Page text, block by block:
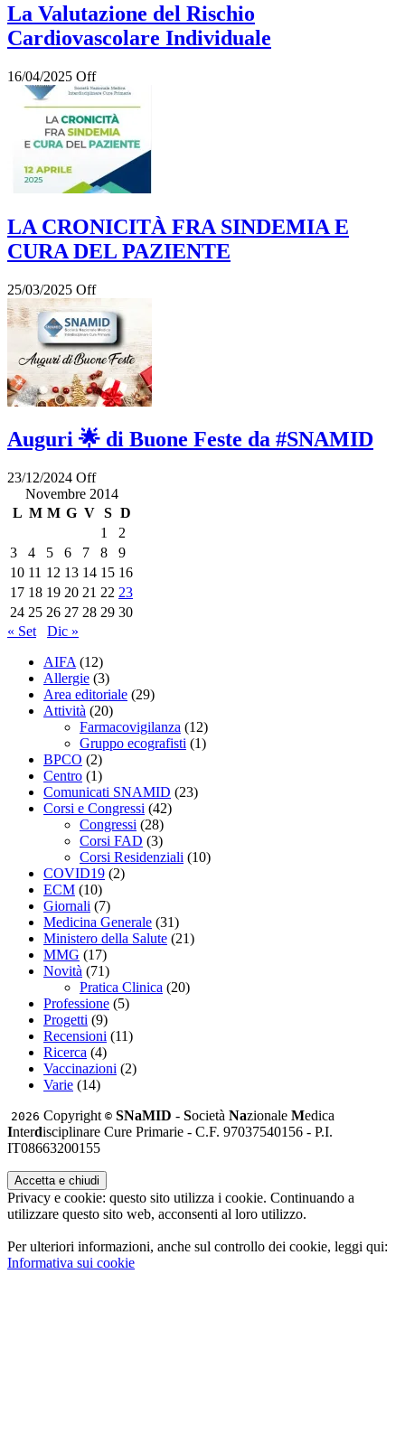
La Valutazione del Rischio
Cardiovascolare Individuale
16/04/2025 Off
LA CRONICITÀ FRA SINDEMIA E
CURA DEL PAZIENTE
25/03/2025 Off
Auguri 🌟 di Buone Feste da #SNAMID
23/12/2024 Off
Novembre 2014
L M M G V S D
1
2
3
4 5 6 7 8
9
10 11 12 13 14 15 16
17 18 19 20 21 22 23
24 25 26 27 28 29 30
« Set
Dic »
AIFA (12)
Allergie (3)
Area editoriale (29)
Attività (20)
Farmacovigilanza (12)
Gruppo ecografisti (1)
BPCO (2)
Centro (1)
Comunicati SNAMID (23)
Corsi e Congressi (42)
Congressi (28)
Corsi FAD (3)
Corsi Residenziali (10)
COVID19 (2)
ECM (10)
Giornali (7)
Medicina Generale (31)
Ministero della Salute (21)
MMG (17)
Novità (71)
Pratica Clinica (20)
Professione (5)
Progetti (9)
Recensioni (11)
Ricerca (4)
Vaccinazioni (2)
Varie (14)
2026 Copyright © SNaMID - Società Nazionale Medica
Interdisciplinare Cure Primarie - C.F. 97037540156 - P.I.
IT08663200155
Privacy e cookie: questo sito utilizza i cookie. Continuando a
utilizzare questo sito web, acconsenti al loro utilizzo.
Per ulteriori informazioni, anche sul controllo dei cookie, leggi qui:
Informativa sui cookie